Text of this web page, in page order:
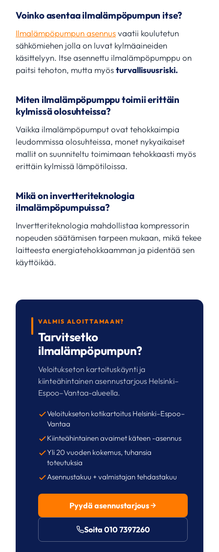
Voinko asentaa ilmalämpöpumpun itse?
Ilmalämpöpumpun asennusvaatii koulutetun
sähkömiehen jolla on luvat kylmäaineiden
käsittelyyn. Itse asennettu ilmalämpöpumppu on
paitsi tehoton, mutta myösturvallisuusriski.
Miten ilmalämpöpumppu toimii erittäin
kylmissä olosuhteissa?
Vaikka ilmalämpöpumput ovat tehokkaimpia
leudommissa olosuhteissa, monet nykyaikaiset
mallit on suunniteltu toimimaan tehokkaasti myös
erittäin kylmissä lämpötiloissa.
Mikä on invertteriteknologia
ilmalämpöpumpuissa?
Invertteriteknologia mahdollistaa kompressorin
nopeuden säätämisen tarpeen mukaan, mikä tekee
laitteesta energiatehokkaamman ja pidentää sen
käyttöikää.
VALMIS ALOITTAMAAN?
Tarvitsetko
ilmalämpöpumpun?
Veloitukseton kartoituskäynti ja
kiinteähintainen asennustarjous Helsinki–
Espoo–Vantaa-alueella.
Veloitukseton kotikartoitus Helsinki–Espoo–
Vantaa
Kiinteähintainen avaimet käteen -asennus
Yli 20 vuoden kokemus, tuhansia
toteutuksia
Asennustakuu + valmistajan tehdastakuu
Pyydä asennustarjous
Soita 010 7397260